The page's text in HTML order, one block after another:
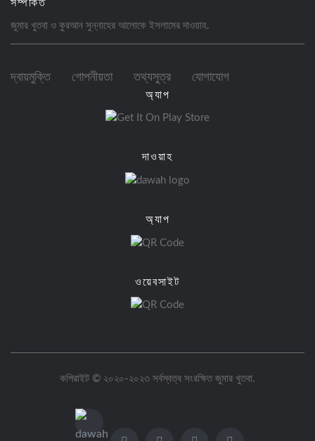
সম্পর্কিত
জুমার খুতবা ও কুরআন সুন্নাহের আলোকে ইসলামের দাওয়াহ.
দ্বায়মুক্তি গোপনীয়তা তথ্যসুত্র যোগাযোগ
অ্যাপ
দাওয়াহ
অ্যাপ
ওয়েবসাইট
কপিরাইট © ২০২০-২০২৩ সর্বস্বত্ব সংরক্ষিত জুমার খুতবা.